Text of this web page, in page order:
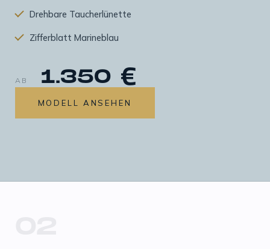
Drehbare Taucherlünette
Zifferblatt Marineblau
AB 1.350 €
MODELL ANSEHEN